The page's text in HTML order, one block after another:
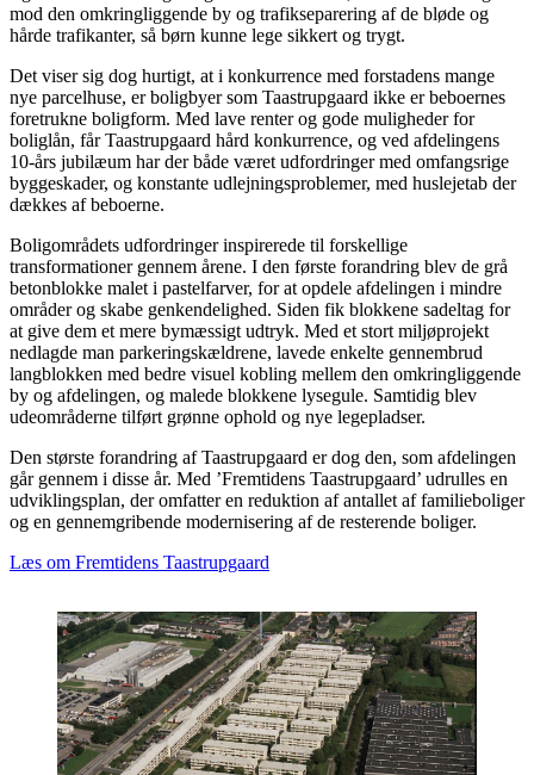
mod den omkringliggende by og trafikseparering af de bløde og
hårde trafikanter, så børn kunne lege sikkert og trygt.
Det viser sig dog hurtigt, at i konkurrence med forstadens mange
nye parcelhuse, er boligbyer som Taastrupgaard ikke er beboernes
foretrukne boligform. Med lave renter og gode muligheder for
boliglån, får Taastrupgaard hård konkurrence, og ved afdelingens
10-års jubilæum har der både været udfordringer med omfangsrige
byggeskader, og konstante udlejningsproblemer, med huslejetab der
dækkes af beboerne.
Boligområdets udfordringer inspirerede til forskellige
transformationer gennem årene. I den første forandring blev de grå
betonblokke malet i pastelfarver, for at opdele afdelingen i mindre
områder og skabe genkendelighed. Siden fik blokkene sadeltag for
at give dem et mere bymæssigt udtryk. Med et stort miljøprojekt
nedlagde man parkeringskældrene, lavede enkelte gennembrud
langblokken med bedre visuel kobling mellem den omkringliggende
by og afdelingen, og malede blokkene lysegule. Samtidig blev
udeområderne tilført grønne ophold og nye legepladser.
Den største forandring af Taastrupgaard er dog den, som afdelingen
går gennem i disse år. Med ’Fremtidens Taastrupgaard’ udrulles en
udviklingsplan, der omfatter en reduktion af antallet af familieboliger
og en gennemgribende modernisering af de resterende boliger.
Læs om Fremtidens Taastrupgaard